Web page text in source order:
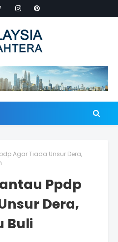
Agar Tiada Unsur Dera,
Ppdp
Dera,
Buli